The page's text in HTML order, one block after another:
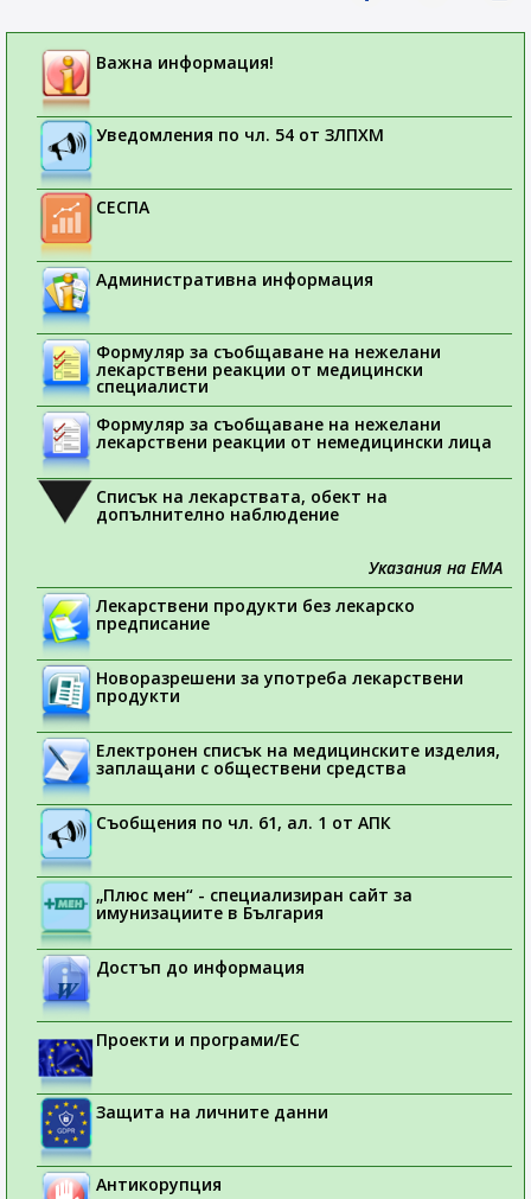
Важна информация!
Уведомления по чл. 54 от ЗЛПХМ
СЕСПА
Административна информация
Формуляр за съобщаване на нежелани
лекарствени реакции от медицински
специалисти
Формуляр за съобщаване на нежелани
лекарствени реакции от немедицински лица
Списък на лекарствата, обект на
допълнително наблюдение
Указания на ЕМА
Лекарствени продукти без лекарско
предписание
Новоразрешени за употреба лекарствени
продукти
Електронен списък на медицинските изделия,
заплащани с обществени средства
Съобщения по чл. 61, ал. 1 от АПК
„Плюс мен“ - специализиран сайт за
имунизациите в България
Достъп до информация
Проекти и програми/ЕС
Защита на личните данни
Антикорупция